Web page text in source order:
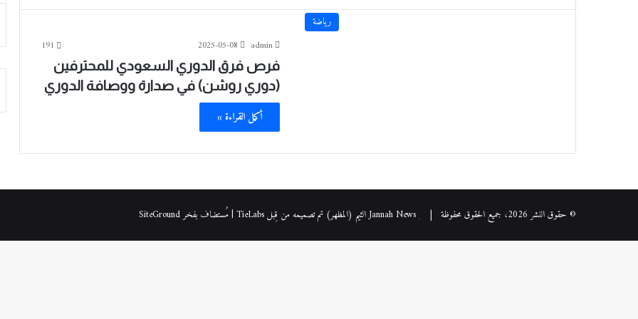
رياضة
admin
2025-05-08
191
فرص فرق الدوري السعودي للمحترفين
(دوري روشن) في صدارة ووصافة الدوري
أكمل القراءة »
© حقوق النشر 2026، جميع الحقوق محفوظة | Jannah News الثيم (المظهر) تم تصميمه من قِبل TieLabs | مُستضاف بفخرSiteGround